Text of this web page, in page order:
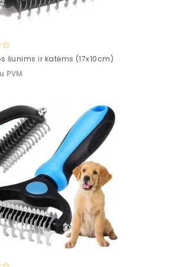
šunims ir katėms (17x10cm)
PVM